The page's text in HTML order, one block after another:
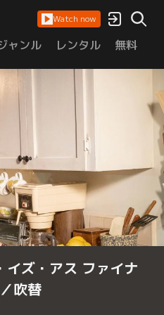
Watch now
ャンル レンタル 無料
イズ・アス ファイナ
吹替